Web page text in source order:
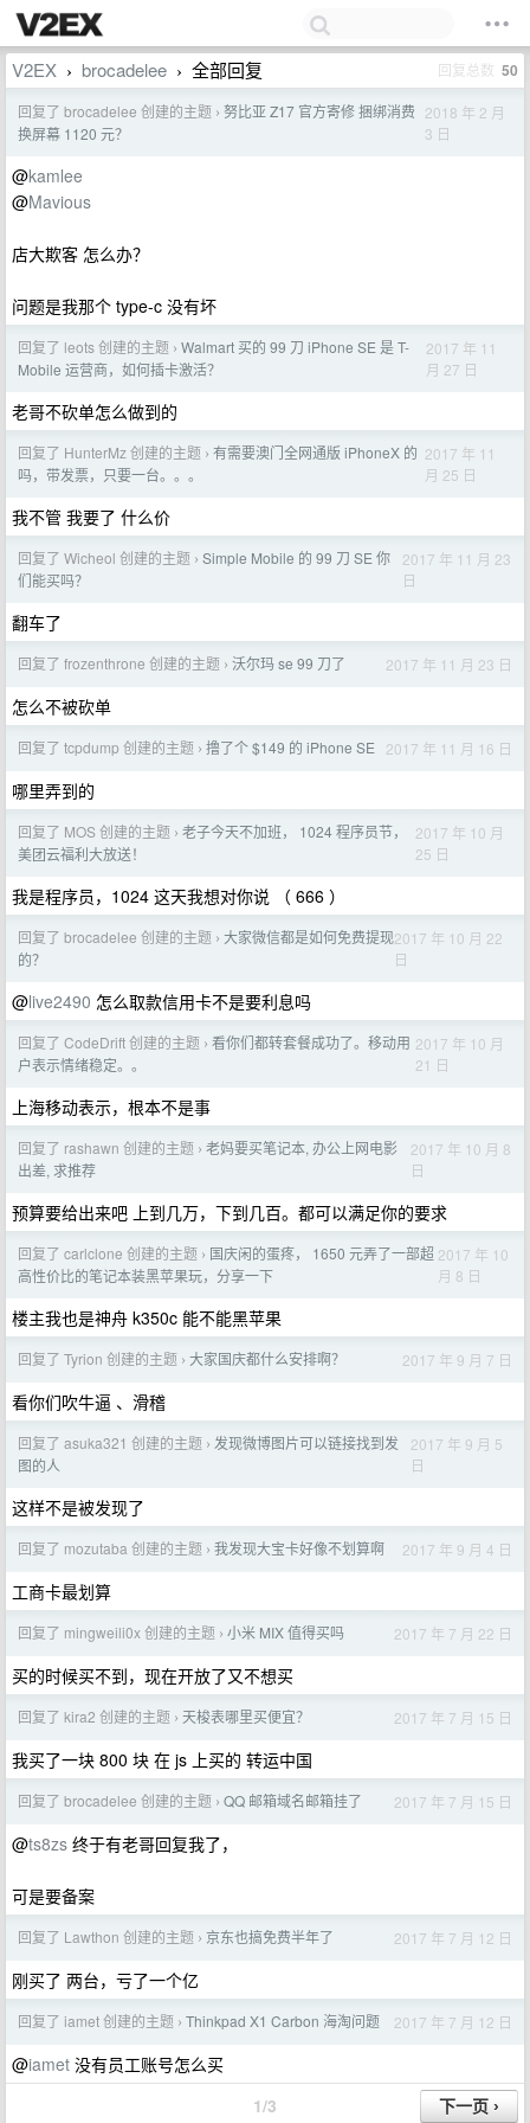
V2EX › brocadelee › 全部回复 回复总数 50
回复了 brocadelee 创建的主题 › 努比亚 Z17 官方寄修 捆绑消费
换屏幕 1120 元？
2018 年 2 月
3 日
@kamlee
@Mavious
店大欺客 怎么办？
问题是我那个 type-c 没有坏
回复了 leots 创建的主题 › Walmart 买的 99 刀 iPhone SE 是 T-
Mobile 运营商，如何插卡激活？
2017 年 11
月 27 日
老哥不砍单怎么做到的
回复了 HunterMz 创建的主题 › 有需要澳门全网通版 iPhoneX 的
吗，带发票，只要一台。。。
2017 年 11
月 25 日
我不管 我要了 什么价
回复了 Wicheol 创建的主题 › Simple Mobile 的 99 刀 SE 你
们能买吗？
2017 年 11 月 23
日
翻车了
回复了 frozenthrone 创建的主题 › 沃尔玛 se 99 刀了 2017 年 11 月 23 日
怎么不被砍单
回复了 tcpdump 创建的主题 › 撸了个 $149 的 iPhone SE 2017 年 11 月 16 日
哪里弄到的
回复了 MOS 创建的主题 › 老子今天不加班， 1024 程序员节，
美团云福利大放送！
2017 年 10 月
25 日
我是程序员，1024 这天我想对你说 （ 666 ）
回复了 brocadelee 创建的主题 › 大家微信都是如何免费提现
的？
2017 年 10 月 22
日
@live2490 怎么取款信用卡不是要利息吗
回复了 CodeDrift 创建的主题 › 看你们都转套餐成功了。移动用
户表示情绪稳定。。
2017 年 10 月
21 日
上海移动表示，根本不是事
回复了 rashawn 创建的主题 › 老妈要买笔记本, 办公上网电影
出差, 求推荐
2017 年 10 月 8
日
预算要给出来吧 上到几万，下到几百。都可以满足你的要求
回复了 carlclone 创建的主题 › 国庆闲的蛋疼， 1650 元弄了一部超
高性价比的笔记本装黑苹果玩，分享一下
2017 年 10
月 8 日
楼主我也是神舟 k350c 能不能黑苹果
回复了 Tyrion 创建的主题 › 大家国庆都什么安排啊？ 2017 年 9 月 7 日
看你们吹牛逼 、滑稽
回复了 asuka321 创建的主题 › 发现微博图片可以链接找到发
图的人
2017 年 9 月 5
日
这样不是被发现了
回复了 mozutaba 创建的主题 › 我发现大宝卡好像不划算啊 2017 年 9 月 4 日
工商卡最划算
回复了 mingweili0x 创建的主题 › 小米 MIX 值得买吗 2017 年 7 月 22 日
买的时候买不到，现在开放了又不想买
回复了 kira2 创建的主题 › 天梭表哪里买便宜？ 2017 年 7 月 15 日
我买了一块 800 块 在 js 上买的 转运中国
回复了 brocadelee 创建的主题 › QQ 邮箱域名邮箱挂了 2017 年 7 月 15 日
@ts8zs 终于有老哥回复我了，
可是要备案
回复了 Lawthon 创建的主题 › 京东也搞免费半年了 2017 年 7 月 12 日
刚买了 两台，亏了一个亿
回复了 iamet 创建的主题 › Thinkpad X1 Carbon 海淘问题 2017 年 7 月 12 日
@iamet 没有员工账号怎么买
1/3